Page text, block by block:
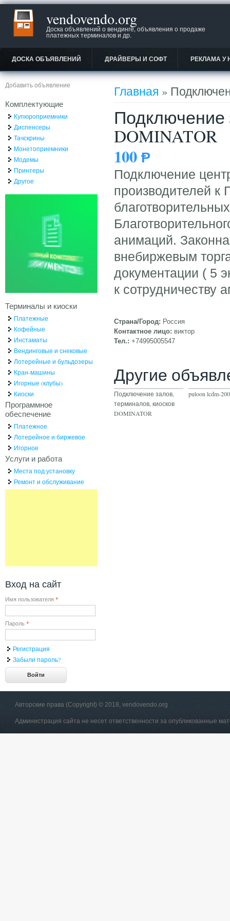
vendovendo.org
Доска объявлений о вендинге, объявления о продаже
платежных терминалов и др.
ДОСКА ОБЪЯВЛЕНИЙ ДРАЙВЕРЫ И СОФТ РЕКЛАМА У
Вы здесь
Главная »
Подключение
DOMINATOR
100 Ᵽ
Подключение
производителей
анимаций.
внебиржевым
документации ( 5
к сотрудничеству
Страна/Город: Россия
Контактное лицо: виктор
Тел.: +74995005547
Другие
Подключение залов,
терминалов, киосков
DOMINATOR
puloon lcdm-
Добавить объявление
Комплектующие
Купюроприемники
Диспенсеры
Тачскрины
Монетоприемники
Модемы
Принтеры
Другое
Терминалы и киоски
Платежные
Кофейные
Инстаматы
Вендинговые и снековые
Лотерейные и бульдозеры
Кран-машины
Игорные (клубы)
Киоски
Программное
обеспечение
Платежное
Лотерейное и биржевое
Игорное
Услуги и работа
Места под установку
Ремонт и обслуживание
Вход на сайт
Имя пользователя *
Пароль *
Регистрация
Забыли пароль?
Авторские права (Copyright) © 2018, vendovendo.org
Администрация сайта не несет ответственности за опубликованные